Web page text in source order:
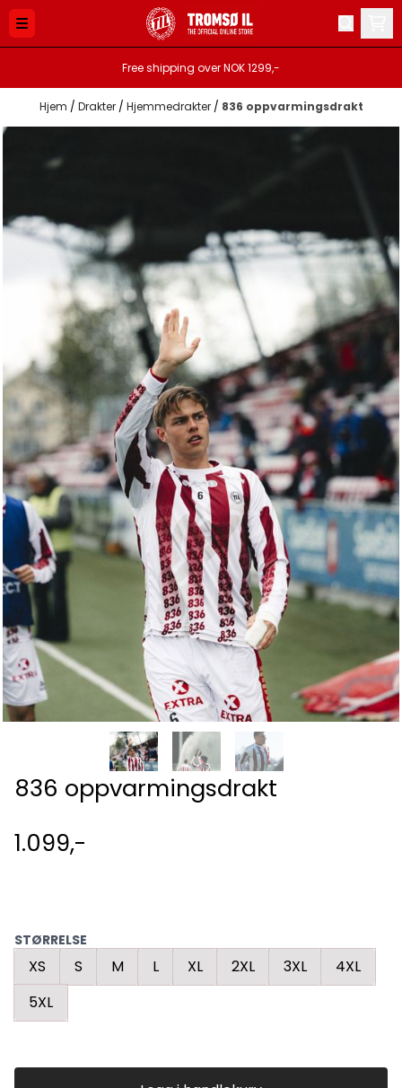
Hopp til innhold
Free shipping over NOK 1299,-
Hjem / Drakter / Hjemmedrakter / 836 oppvarmingsdrakt
836 oppvarmingsdrakt
1.099,-
STØRRELSE
XS S M L XL 2XL 3XL
4XL
5XL